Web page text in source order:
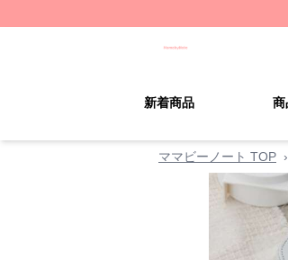
新着商品 商
ママビーノート TOP ›